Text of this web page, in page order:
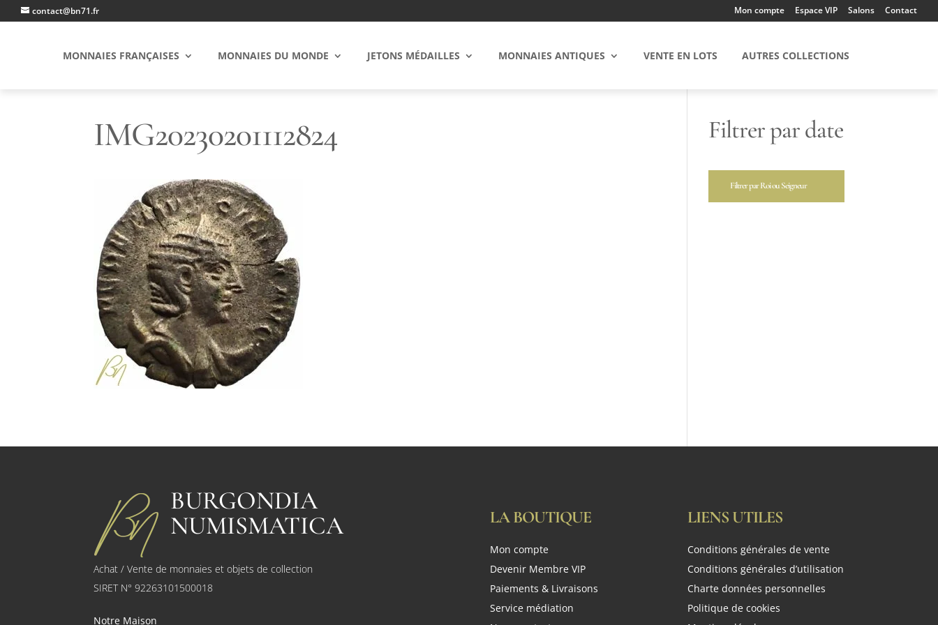
contact@bn71.fr Mon compte Espace VIP Salons Contact
MONNAIES FRANÇAISES MONNAIES DU MONDE JETONS MÉDAILLES MONNAIES ANTIQUES VENTE EN LOTS AUTRES COLLECTIONS
IMG20230201112824 Filtrer par date
Filtrer par Roi ou Seigneur
BURGONDIA
NUMISMATICA
Achat / Vente de monnaies et objets de collection
SIRET N° 92263101500018
Notre Maison
LA BOUTIQUE
Mon compte
Devenir Membre VIP
Paiements & Livraisons
Service médiation
LIENS UTILES
Conditions générales de vente
Conditions générales d’utilisation
Charte données personnelles
Politique de cookies